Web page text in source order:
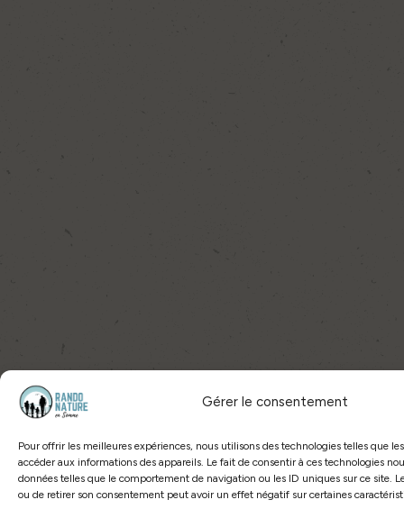
Gérer le consentement
Pour offrir les meilleures expériences, nous utilisons des technologies telles que
accéder aux informations des appareils. Le fait de consentir à ces technologies
données telles que le comportement de navigation ou les ID uniques sur ce site.
ou de retirer son consentement peut avoir un effet négatif sur certaines